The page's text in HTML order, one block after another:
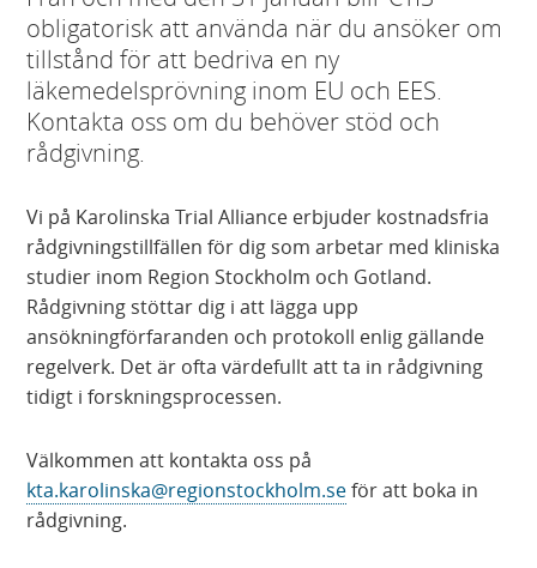
obligatorisk att använda när du ansöker om
tillstånd för att bedriva en ny
läkemedelsprövning inom EU och EES.
Kontakta oss om du behöver stöd och
rådgivning.
Vi på Karolinska Trial Alliance erbjuder kostnadsfria
rådgivningstillfällen för dig som arbetar med kliniska
studier inom Region Stockholm och Gotland.
Rådgivning stöttar dig i att lägga upp
ansökningförfaranden och protokoll enlig gällande
regelverk. Det är ofta värdefullt att ta in rådgivning
tidigt i forskningsprocessen.
Välkommen att kontakta oss på
kta.karolinska@regionstockholm.seför att boka in
rådgivning.